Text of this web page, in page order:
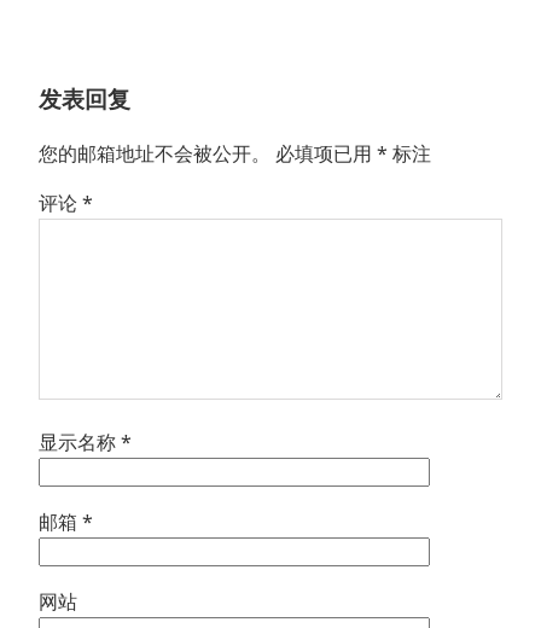
发表回复
您的邮箱地址不会被公开。 必填项已用 * 标注
评论*
显示名称*
邮箱 *
网站